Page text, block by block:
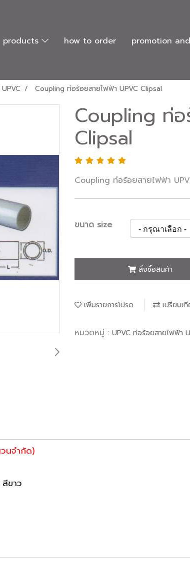
products how to order promotion
Coupling ท่อร้อยสายไฟฟ้า UPVC Clipsal
Coupling ท่อ
Clipsal
Coupling ท่อร้อยสายไฟฟ้า
ขนาด size
สั่งซื้อสินค้า
เพิ่มรายการโปรด เปรียบเ
หมวดหมู่ : UPVC ท่อร้อยสายไฟฟ้า
นจำกัด)
ขาว